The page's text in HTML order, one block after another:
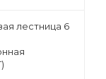
лестница 6